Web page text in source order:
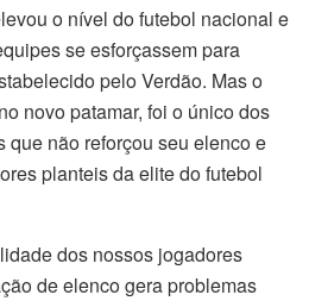
o nível do futebol nacional e
se esforçassem para
pelo Verdão. Mas o
novo patamar, foi o único dos
que não reforçou seu elenco e
planteis da elite do futebol
dos nossos jogadores
de elenco gera problemas